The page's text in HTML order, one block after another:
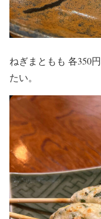
ねぎまともも 各350
たい。